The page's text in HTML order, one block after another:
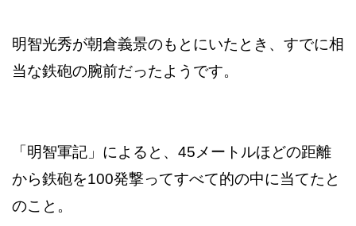
明智光秀が朝倉義景のもとにいたとき、すでに相
当な鉄砲の腕前だったようです。
「明智軍記」によると、45メートルほどの距離
から鉄砲を100発撃ってすべて的の中に当てたと
のこと。